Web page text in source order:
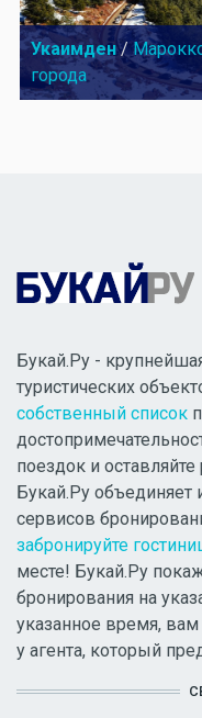
Укаимден/
города
Букай.Ру -
туристических
собственный список
поездок и
Букай.Ру
сервисов
забронируйте
месте! Букай.Ру
бронирования на
указанное время, вам
у агента, который